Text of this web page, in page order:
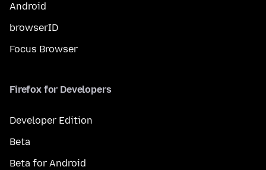
Android
browserID
Focus Browser
Firefox for Developers
Developer Edition
Beta
Beta for Android